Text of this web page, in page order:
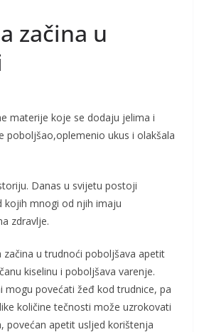
začina u
materije koje se dodaju jelima i
poboljšao,oplemenio ukus i olakšala
Danas u svijetu postoji
kojih mnogi od njih imaju
zdravlje.
u trudnoći poboljšava apetit
kiselinu i poboljšava varenje.
mogu povećati žeđ kod trudnice, pa
količine tečnosti može uzrokovati
povećan apetit usljed korištenja